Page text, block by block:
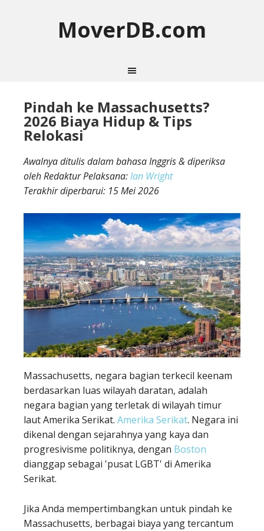
MoverDB.com
Pindah ke Massachusetts?
2026 Biaya Hidup & Tips
Relokasi
Awalnya ditulis dalam bahasa Inggris & diperiksa
oleh Redaktur Pelaksana:Ian Wright
Terakhir diperbarui: 15 Mei 2026
Massachusetts, negara bagian terkecil keenam
berdasarkan luas wilayah daratan, adalah
negara bagian yang terletak di wilayah timur
laut Amerika Serikat. Amerika Serikat. Negara ini
dikenal dengan sejarahnya yang kaya dan
progresivisme politiknya, dengan Boston
dianggap sebagai 'pusat LGBT' di Amerika
Serikat.
Jika Anda mempertimbangkan untuk pindah ke
Massachusetts, berbagai biaya yang tercantum